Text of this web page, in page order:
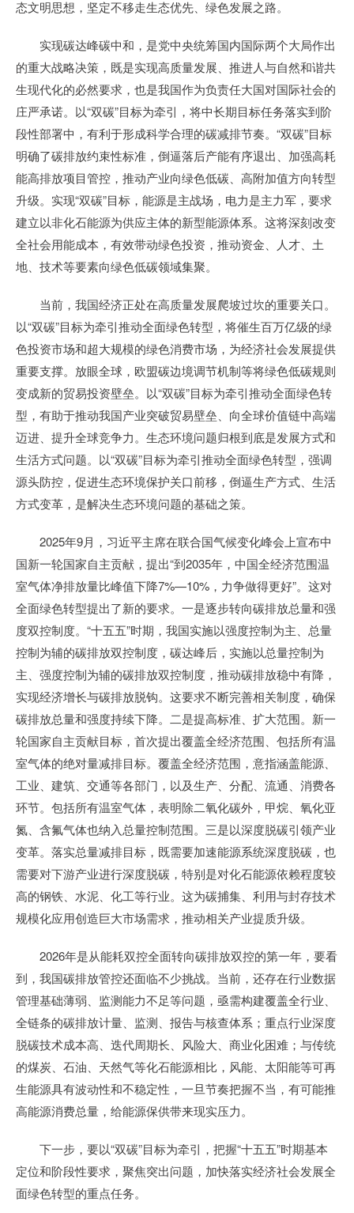
态文明思想，坚定不移走生态优先、绿色发展之路。
实现碳达峰碳中和，是党中央统筹国内国际两个大局作出
的重大战略决策，既是实现高质量发展、推进人与自然和谐共
生现代化的必然要求，也是我国作为负责任大国对国际社会的
庄严承诺。以“双碳”目标为牵引，将中长期目标任务落实到阶
段性部署中，有利于形成科学合理的碳减排节奏。“双碳”目标
明确了碳排放约束性标准，倒逼落后产能有序退出、加强高耗
能高排放项目管控，推动产业向绿色低碳、高附加值方向转型
升级。实现“双碳”目标，能源是主战场，电力是主力军，要求
建立以非化石能源为供应主体的新型能源体系。这将深刻改变
全社会用能成本，有效带动绿色投资，推动资金、人才、土
地、技术等要素向绿色低碳领域集聚。
当前，我国经济正处在高质量发展爬坡过坎的重要关口。
以“双碳”目标为牵引推动全面绿色转型，将催生百万亿级的绿
色投资市场和超大规模的绿色消费市场，为经济社会发展提供
重要支撑。放眼全球，欧盟碳边境调节机制等将绿色低碳规则
变成新的贸易投资壁垒。以“双碳”目标为牵引推动全面绿色转
型，有助于推动我国产业突破贸易壁垒、向全球价值链中高端
迈进、提升全球竞争力。生态环境问题归根到底是发展方式和
生活方式问题。以“双碳”目标为牵引推动全面绿色转型，强调
源头防控，促进生态环境保护关口前移，倒逼生产方式、生活
方式变革，是解决生态环境问题的基础之策。
2025年9月，习近平主席在联合国气候变化峰会上宣布中
国新一轮国家自主贡献，提出“到2035年，中国全经济范围温
室气体净排放量比峰值下降7%—10%，力争做得更好”。这对
全面绿色转型提出了新的要求。一是逐步转向碳排放总量和强
度双控制度。“十五五”时期，我国实施以强度控制为主、总量
控制为辅的碳排放双控制度，碳达峰后，实施以总量控制为
主、强度控制为辅的碳排放双控制度，推动碳排放稳中有降，
实现经济增长与碳排放脱钩。这要求不断完善相关制度，确保
碳排放总量和强度持续下降。二是提高标准、扩大范围。新一
轮国家自主贡献目标，首次提出覆盖全经济范围、包括所有温
室气体的绝对量减排目标。覆盖全经济范围，意指涵盖能源、
工业、建筑、交通等各部门，以及生产、分配、流通、消费各
环节。包括所有温室气体，表明除二氧化碳外，甲烷、氧化亚
氮、含氟气体也纳入总量控制范围。三是以深度脱碳引领产业
变革。落实总量减排目标，既需要加速能源系统深度脱碳，也
需要对下游产业进行深度脱碳，特别是对化石能源依赖程度较
高的钢铁、水泥、化工等行业。这为碳捕集、利用与封存技术
规模化应用创造巨大市场需求，推动相关产业提质升级。
2026年是从能耗双控全面转向碳排放双控的第一年，要看
到，我国碳排放管控还面临不少挑战。当前，还存在行业数据
管理基础薄弱、监测能力不足等问题，亟需构建覆盖全行业、
全链条的碳排放计量、监测、报告与核查体系；重点行业深度
脱碳技术成本高、迭代周期长、风险大、商业化困难；与传统
的煤炭、石油、天然气等化石能源相比，风能、太阳能等可再
生能源具有波动性和不稳定性，一旦节奏把握不当，有可能推
高能源消费总量，给能源保供带来现实压力。
下一步，要以“双碳”目标为牵引，把握“十五五”时期基本
定位和阶段性要求，聚焦突出问题，加快落实经济社会发展全
面绿色转型的重点任务。